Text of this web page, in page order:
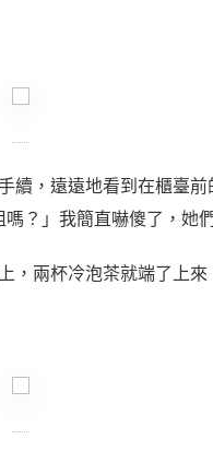
續，遠遠地看到在櫃臺前
？」我簡直嚇傻了，她
，兩杯冷泡茶就端了上